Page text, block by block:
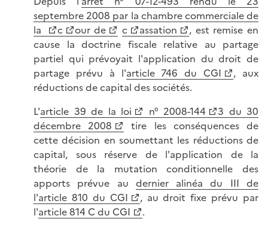
septembre 2008 par la chambre commerciale de
la
c our de c assation
, est remise en
cause la doctrine fiscale relative au partage
partiel qui prévoyait l'application du droit de
partage prévu à l'article 746 du CGI
, aux
réductions de capital des sociétés.
L'article 39 de la loi n° 2008-144
3 du 30
décembre 2008
tire les conséquences de
cette décision en soumettant les réductions de
capital, sous réserve de l'application de la
théorie de la mutation conditionnelle des
apports prévue au dernier alinéa du III de
l'article 810 du CGI
, au droit fixe prévu par
l'article 814 C du CGI .